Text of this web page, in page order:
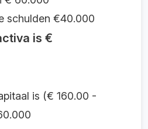
schulden €40.000
is €
is (€ 160.00 -